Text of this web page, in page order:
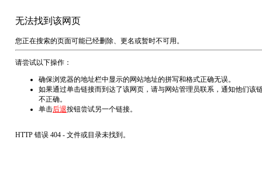
无法找到该网页
您正在搜索的页面可能已经删除、更名或暂时不可用。
请尝试以下操作：
确保浏览器的地址栏中显示的网站地址的拼写和格式正确无误。
如果通过单击链接而到达了该网页，请与网站管理员联系，通知他们该
不正确。
单击后退按钮尝试另一个链接。
HTTP 错误 404 - 文件或目录未找到。